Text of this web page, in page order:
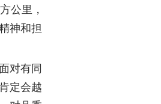
公里，
神和担
对有同
定会越